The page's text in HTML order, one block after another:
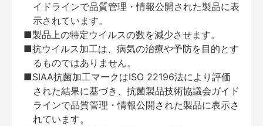
イドラインで品質管理・情報公開された製品に表
示されています。
■製品上の特定ウイルスの数を減少させます。
■抗ウイルス加工は、病気の治療や予防を目的とす
るものではありません。
■SIAA抗菌加工マークはISO 22196法により評価
された結果に基づき、抗菌製品技術協議会ガイド
ラインで品質管理・情報公開された製品に表示さ
れています。